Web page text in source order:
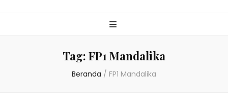
Tag: FP1 Mandalika
Beranda / FP1 Mandalika